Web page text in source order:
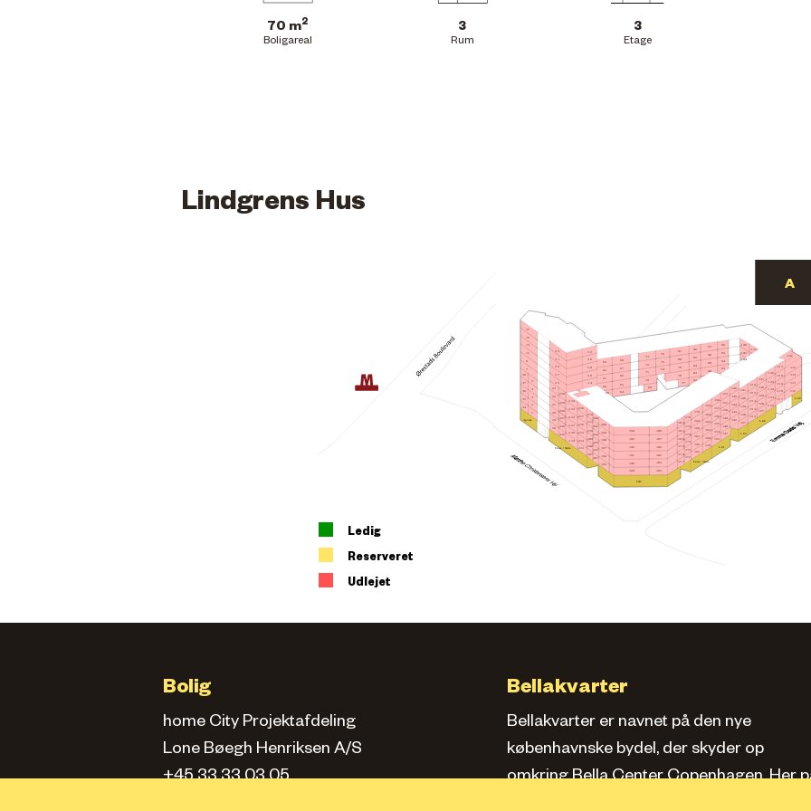
70 m2
Boligareal
3
Rum
3
Etage
Lindgrens Hus
96
95
94
93
90
9
89
88
86
85
84
83
82
81
80
79
78
77
76
75
74
73
72
71
70
7
69
68
67
66
65
64
63
62
61
60
59
5
4
37
36
35
34
33 32
31
3
29 28
27 26
25 24
230
23
229
228
227
226
225
224
223
222
221
220
22
219
218
217
216
215
214
213
212
211
210
21
209
208
207
206
205
204
203
202
201
200
20
2
199
198
197
196
195
194
193
192
191
190
188
187
186
185
184
183
182
181
180
18
179
178
177
176
175
174
173
172
171
170
17
169
168
167
166
165
164
163
162
161
160
159
158
157
156
155
154
153
152
151
150
15
149
148
147
146
145
144
143
142
141
140
139
138
137
136
135
134
133
132
131
130
13
129
128
127
126
125
124
123
122
121
120
119
118
117
116
115
114
113
112
111
11
106
105
104
1
Café
Føtex / Netto
Føtex / Netto
L.01
L.05
L.08
L.09
Apotek
Ledig
Reserveret
Udlejet
Bolig
home City Projektafdeling
Lone Bøegh Henriksen A/S
+45 33 33 03 05
Bellakvarter
Bellakvarter er navnet på den nye
københavnske bydel, der skyder op
omkring Bella Center Copenhagen. Her